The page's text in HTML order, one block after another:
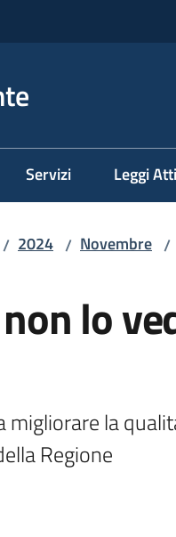
Servizi Leggi
/ 2024 / Novembre /
lo
la
Regione